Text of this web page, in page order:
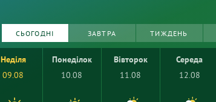
СЬОГОДНІ ЗАВТРА ТИЖДЕНЬ
Неділя
09.08
Понеділок
10.08
Вівторок
11.08
Середа
12.08